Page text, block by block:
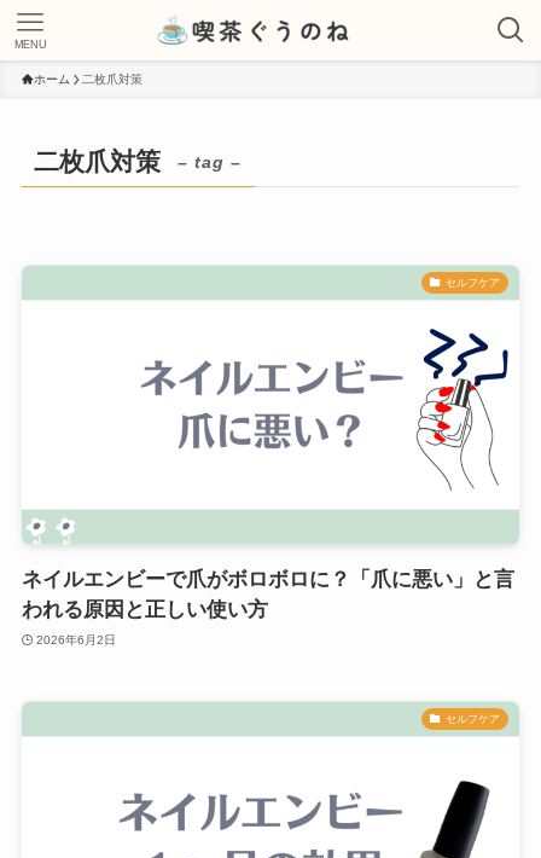
MENU
ホーム 二枚爪対策
二枚爪対策 – tag –
セルフケア
ネイルエンビーで爪がボロボロに？「爪に悪い」と言
われる原因と正しい使い方
2026年6月2日
セルフケア